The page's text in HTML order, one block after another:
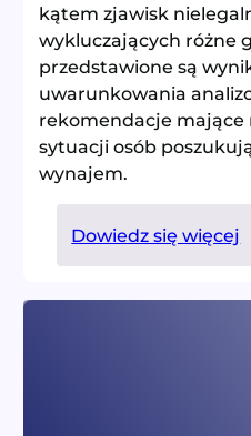
kątem zjawisk
wykluczających różne
przedstawione są
uwarunkowania
rekomendacje mające
sytuacji osób
wynajem.
Dowiedz się więcej